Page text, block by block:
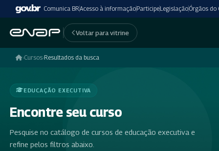
Comunica BRAcesso à informaçãoParticipeLegislaçãoÓrgãos do
Voltar para vitrine
›Cursos›Resultados da busca
EDUCAÇÃO EXECUTIVA
Encontre seu curso
Pesquise no catálogo de cursos de educação executiva e
refine pelos filtros abaixo.